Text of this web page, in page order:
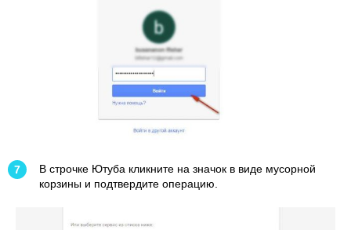
В строчке Ютуба кликните на значок в виде мусорной
корзины и подтвердите операцию.